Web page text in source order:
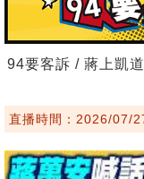
94要客訴 / 蔣上凱
直播時間：2026/07/